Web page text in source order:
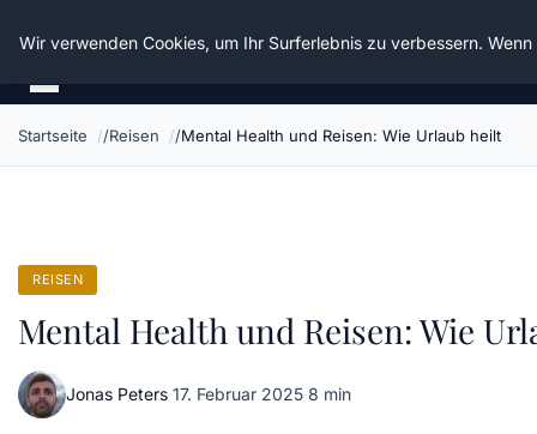
Die Schnitter
Startseite Reisen Mental Health und Reisen: Wie Urlaub heilt
REISEN
Mental Health und Reisen: Wie
Jonas Peters·17. Februar 2025·8 min
Wir verwenden Cookies, um Ihr Surferlebnis zu verbessern.